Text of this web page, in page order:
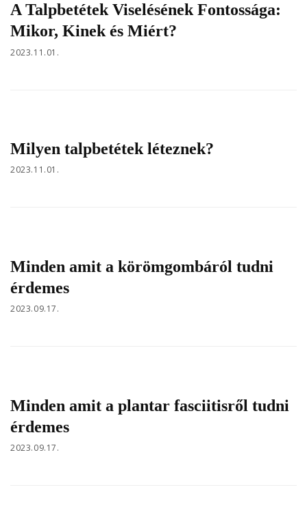
A Talpbetétek Viselésének Fontossága:
Mikor, Kinek és Miért?
2023.11.01.
Milyen talpbetétek léteznek?
2023.11.01.
Minden amit a körömgombáról tudni
érdemes
2023.09.17.
Minden amit a plantar fasciitisről tudni
érdemes
2023.09.17.